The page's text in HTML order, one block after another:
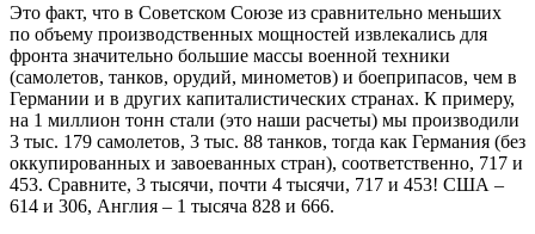
Это факт, что в Советском Союзе из сравнительно меньших
по объему производственных мощностей извлекались для
фронта значительно большие массы военной техники
(самолетов, танков, орудий, минометов) и боеприпасов, чем в
Германии и в других капиталистических странах. К примеру,
на 1 миллион тонн стали (это наши расчеты) мы производили
3 тыс. 179 самолетов, 3 тыс. 88 танков, тогда как Германия (без
оккупированных и завоеванных стран), соответственно, 717 и
453. Сравните, 3 тысячи, почти 4 тысячи, 717 и 453! США –
614 и 306, Англия – 1 тысяча 828 и 666.